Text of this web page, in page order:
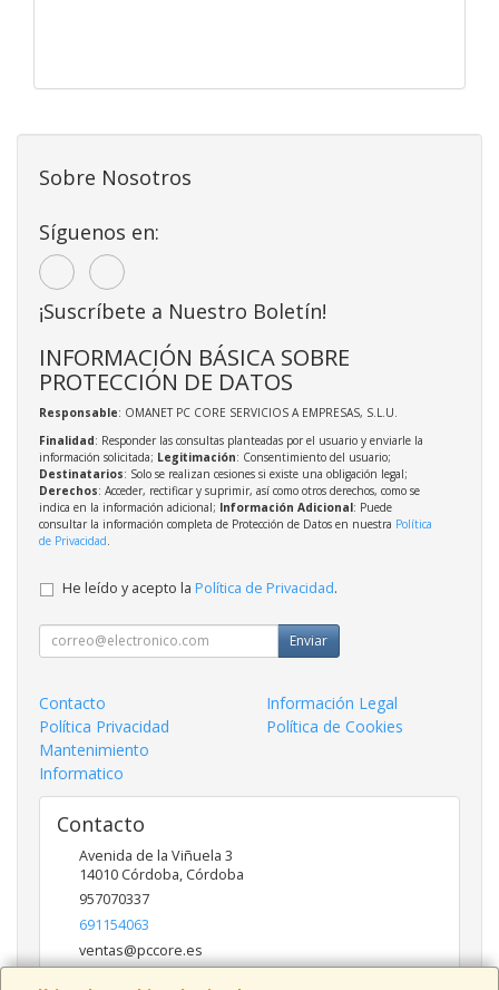
Sobre Nosotros
Síguenos en:
¡Suscríbete a Nuestro Boletín!
INFORMACIÓN BÁSICA SOBRE
PROTECCIÓN DE DATOS
Responsable: OMANET PC CORE SERVICIOS A EMPRESAS, S.L.U.
Finalidad: Responder las consultas planteadas por el usuario y enviarle la
información solicitada; Legitimación: Consentimiento del usuario;
Destinatarios: Solo se realizan cesiones si existe una obligación legal;
Derechos: Acceder, rectificar y suprimir, así como otros derechos, como se
indica en la información adicional; Información Adicional: Puede
consultar la información completa de Protección de Datos en nuestra Política
de Privacidad
He leído y acepto la Política de Privacidad.
Enviar
Contacto
Información Legal
Política Privacidad
Política de Cookies
Mantenimiento
Informatico
Contacto
Avenida de la Viñuela 3
14010 Córdoba, Córdoba
957070337
691154063
ventas@pccore.es